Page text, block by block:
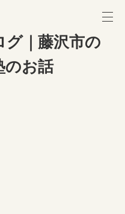
グ｜藤沢市の
のお話